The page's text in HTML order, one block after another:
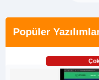
Popüler